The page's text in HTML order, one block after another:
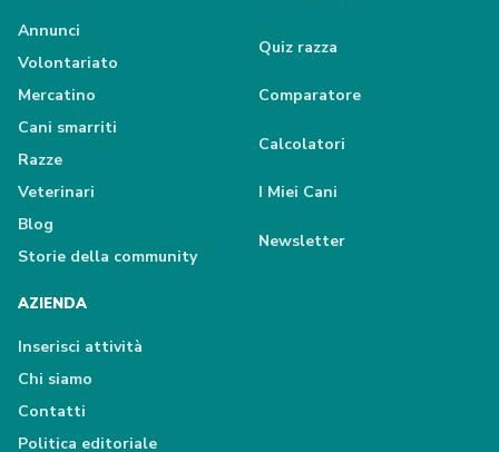
Annunci
Volontariato
Mercatino
Cani smarriti
Razze
Veterinari
Blog
Storie della community
Quiz razza
Comparatore
Calcolatori
I Miei Cani
Newsletter
AZIENDA
Inserisci attività
Chi siamo
Contatti
Politica editoriale